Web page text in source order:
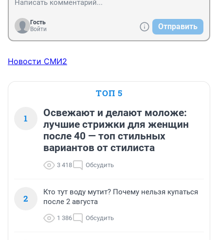
Гость
Войти
Отправить
Новости СМИ2
ТОП 5
1
Освежают и делают моложе:
лучшие стрижки для женщин
после 40 — топ стильных
вариантов от стилиста
3 418 Обсудить
2
Кто тут воду мутит? Почему нельзя купаться
после 2 августа
1 386 Обсудить